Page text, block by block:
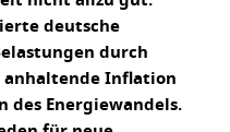
deutsche
durch
anhaltende Inflation
des Energiewandels.